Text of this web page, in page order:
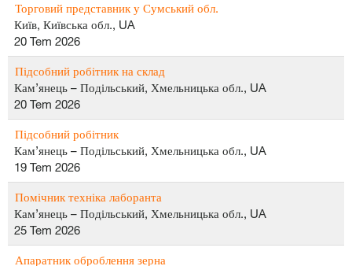
Торговий представник у Сумський обл.
Київ, Київська обл., UA
20 Tem 2026
Підсобний робітник на склад
Кам’янець – Подільський, Хмельницька обл., UA
20 Tem 2026
Підсобний робітник
Кам’янець – Подільський, Хмельницька обл., UA
19 Tem 2026
Помічник техніка лаборанта
Кам’янець – Подільський, Хмельницька обл., UA
25 Tem 2026
Апаратник оброблення зерна